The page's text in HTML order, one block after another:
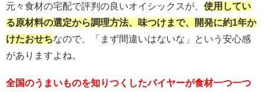
元々食材の宅配で評判の良いオイシックスが、 使用してい
る原材料の選定から調理方法、味つけまで、開発に約1年か
けたおせちなので、「まず間違いはないな」という安心感
がありますよね。
全国のうまいものを知りつくしたバイヤーが食材一つ一つ